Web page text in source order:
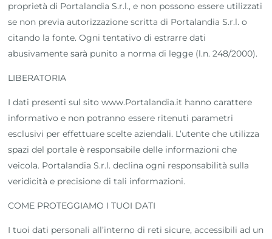
proprietà di Portalandia S.r.l., e non possono essere utilizzati
se non previa autorizzazione scritta di Portalandia S.r.l. o
citando la fonte. Ogni tentativo di estrarre dati
abusivamente sarà punito a norma di legge (l.n. 248/2000).
LIBERATORIA
I dati presenti sul sito www.Portalandia.it hanno carattere
informativo e non potranno essere ritenuti parametri
esclusivi per effettuare scelte aziendali. L’utente che utilizza
spazi del portale è responsabile delle informazioni che
veicola. Portalandia S.r.l. declina ogni responsabilità sulla
veridicità e precisione di tali informazioni.
COME PROTEGGIAMO I TUOI DATI
I tuoi dati personali all’interno di reti sicure, accessibili ad un